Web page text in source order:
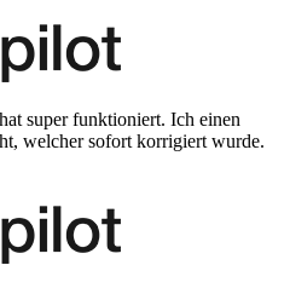
super funktioniert. Ich einen
welcher sofort korrigiert wurde.